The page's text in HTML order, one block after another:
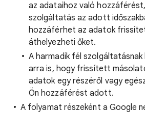
az adataihoz való
szolgáltatás az adott
hozzáférhet az adatok
áthelyezheti őket.
A harmadik fél
arra is, hogy frissített
adatok egy részéről vagy
Ön hozzáférést adott.
A folyamat részeként a Google